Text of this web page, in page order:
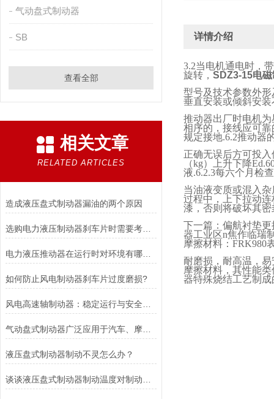
气动盘式制动器
SB
查看全部
相关文章
RELATED ARTICLES
造成液压盘式制动器漏油的两个原因
选购电力液压制动器刹车片时需要考虑的问题有哪些？
电力液压推动器在运行时对环境有哪些要求？
如何防止风电制动器刹车片过度磨损?
气动盘式制动器广泛应用于汽车、摩托车和自行车等交通工具中
液压盘式制动器制动不灵怎么办？
详情介绍
3.2当电机通电时，
旋转， SDZ3-15电
型号及技术参数外
垂直安装或倾斜安装
推动器出厂时电机
相序的，接线应可
规定接地.6.2推动器
正确无误后方可投入
（kg）上升下降
液.6.2.3每六个月检
当油液变质或混入
过程中，上下拉动
漆，否则将破坏其密
下一篇：偏航衬垫
器工业区n焦作临瑞
摩擦材料： FRK980
耐磨损，耐高温，
摩擦材料，其性能
器特殊烧结工艺制